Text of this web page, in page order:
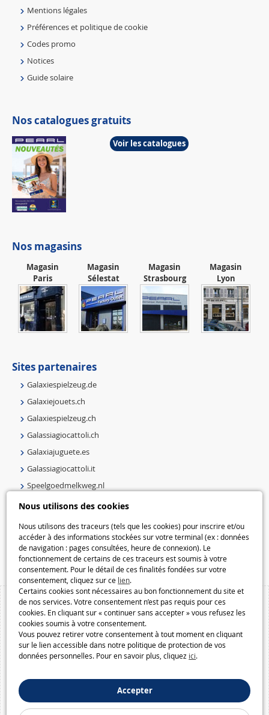
Nous utilisons des cookies
Nous utilisons des traceurs (tels que les cookies) pour inscrire et/ou
accéder à des informations stockées sur votre terminal (ex : données
de navigation : pages consultées, heure de connexion). Le
fonctionnement de certains de ces traceurs est soumis à votre
consentement. Pour le détail de ces finalités fondées sur votre
consentement, cliquez sur ce lien.
Certains cookies sont nécessaires au bon fonctionnement du site et
de nos services. Votre consentement n’est pas requis pour ces
cookies. En cliquant sur « continuer sans accepter » vous refusez les
cookies soumis à votre consentement.
Vous pouvez retirer votre consentement à tout moment en cliquant
sur le lien accessible dans notre politique de protection de vos
données personnelles. Pour en savoir plus, cliquez ici.
Accepter
Mentions légales
Préférences et politique de cookie
Codes promo
Notices
Guide solaire
Nos catalogues gratuits
Voir les catalogues
Nos magasins
Magasin
Paris
Magasin
Sélestat
Magasin
Strasbourg
Magasin
Lyon
Sites partenaires
Galaxiespielzeug.de
Galaxiejouets.ch
Galaxiespielzeug.ch
Galassiagiocattoli.ch
Galaxiajuguete.es
Galassiagiocattoli.it
Speelgoedmelkweg.nl
Galaxiejouets.be
Speelgoedmelkweg.be
Macway.com